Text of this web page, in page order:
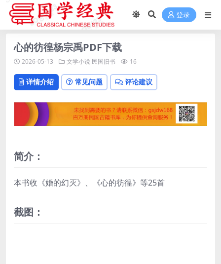
登录
心的彷徨杨宗禹PDF下载
2026-05-13 文学小说 民国旧书 16
详情介绍 常见问题 评论建议
简介：
本书收《婚的幻灭》、《心的彷徨》等25首
截图：